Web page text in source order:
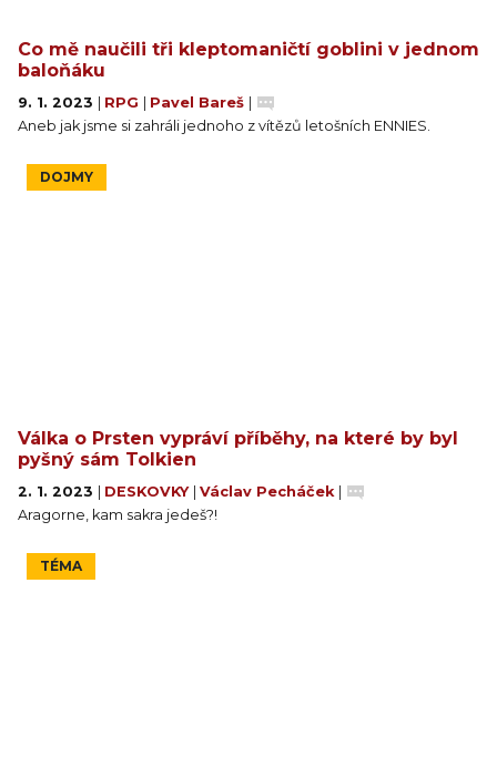
Co mě naučili tři kleptomaničtí goblini v jednom
baloňáku
9. 1. 2023 RPG Pavel Bareš
Aneb jak jsme si zahráli jednoho z vítězů letošních ENNIES.
DOJMY
Válka o Prsten vypráví příběhy, na které by byl
pyšný sám Tolkien
2. 1. 2023 DESKOVKY Václav Pecháček
Aragorne, kam sakra jedeš?!
TÉMA